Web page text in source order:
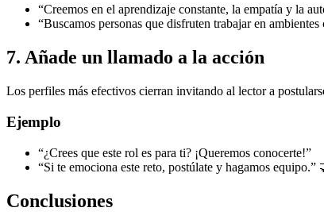
“Creemos en el aprendizaje constante, la empatía y la
“Buscamos personas que disfruten trabajar en
7. Añade un llamado a la acción
Los perfiles más efectivos cierran invitando al lector a
Ejemplo
“¿Crees que este rol es para ti? ¡Queremos conocerte!”
“Si te emociona este reto, postúlate y hagamos equipo.”
Conclusiones